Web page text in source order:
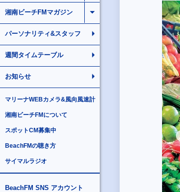
湘南ビーチFMマガジン
パーソナリティ&スタッフ
週間タイムテーブル
お知らせ
マリーナWEBカメラ&風向風速計
湘南ビーチFMについて
スポットCM募集中
BeachFMの聴き方
サイマルラジオ
BeachFM SNS アカウント